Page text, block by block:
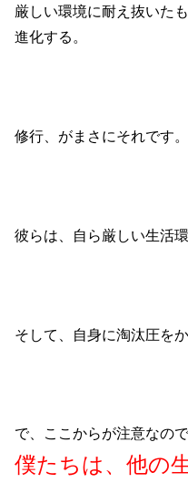
厳しい環境に耐え抜いた
進化する。
修行、がまさにそれです。
彼らは、自ら厳しい生活
そして、自身に淘汰圧をか
で、ここからが注意なの
僕たちは、他の